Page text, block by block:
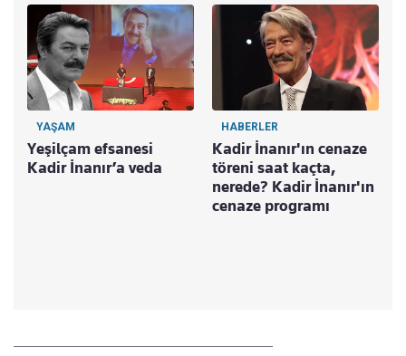
YAŞAM
Yeşilçam efsanesi
Kadir İnanır’a veda
HABERLER
Kadir İnanır'ın cenaze
töreni saat kaçta,
nerede? Kadir İnanır'ın
cenaze programı